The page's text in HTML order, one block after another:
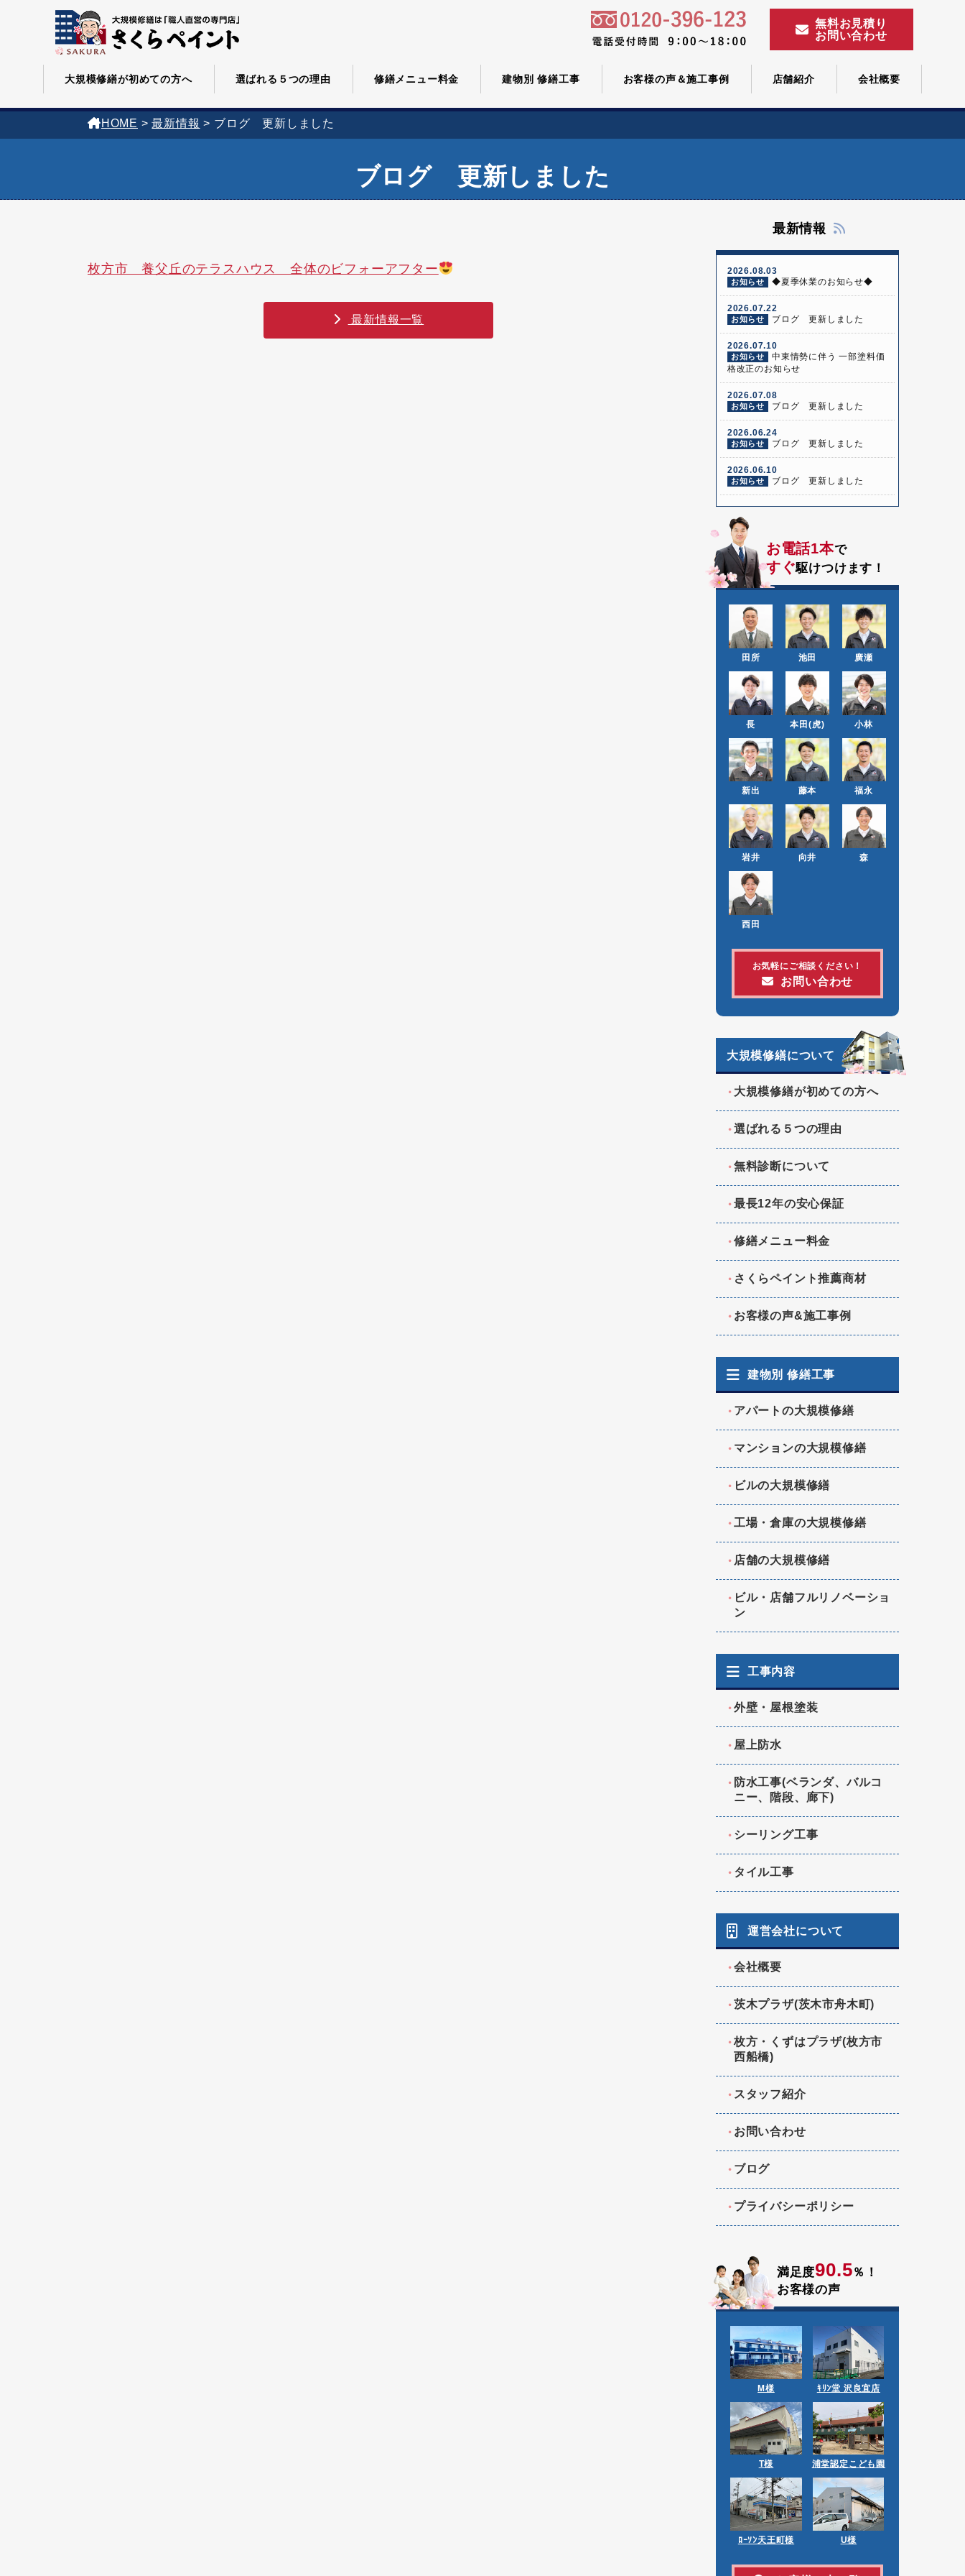
無料お見積り
お問い合わせ
大規模修繕が初めての方へ 選ばれる５つの理由 修繕メニュー料金 建物別 修繕工事 お客様の声＆施工事例 店舗紹介 会社概要
HOME >最新情報 > ブログ 更新しました
ブログ 更新しました
枚方市 養父丘のテラスハウス 全体のビフォーアフター
最新情報一覧
最新情報
2026.08.03
お知らせ ◆夏季休業のお知らせ◆
2026.07.22
お知らせ ブログ 更新しました
2026.07.10
お知らせ
中東情勢に伴う 一部塗料価
格改正のお知らせ
2026.07.08
お知らせ ブログ 更新しました
2026.06.24
お知らせ ブログ 更新しました
2026.06.10
お知らせ ブログ 更新しました
お電話1本で
すぐ駆けつけます！
田所 池田 廣瀬
長 本田(虎) 小林
新出 藤本 福永
岩井 向井 森
西田
お気軽にご相談ください！
お問い合わせ
大規模修繕について
大規模修繕が初めての方へ
選ばれる５つの理由
無料診断について
最長12年の安心保証
修繕メニュー料金
さくらペイント推薦商材
お客様の声&施工事例
建物別 修繕工事
アパートの大規模修繕
マンションの大規模修繕
ビルの大規模修繕
工場・倉庫の大規模修繕
店舗の大規模修繕
ビル・店舗フルリノベーショ
ン
工事内容
外壁・屋根塗装
屋上防水
防水工事(ベランダ、バルコ
ニー、階段、廊下)
シーリング工事
タイル工事
運営会社について
会社概要
茨木プラザ(茨木市舟木町)
枚方・くずはプラザ(枚方市
西船橋)
スタッフ紹介
お問い合わせ
ブログ
プライバシーポリシー
満足度90.5％！
お客様の声
M様 ｷﾘﾝ堂 沢良宜店
T様 浦堂認定こども園
ﾛｰｿﾝ天王町様 U様